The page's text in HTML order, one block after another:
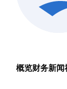
概览财务新闻